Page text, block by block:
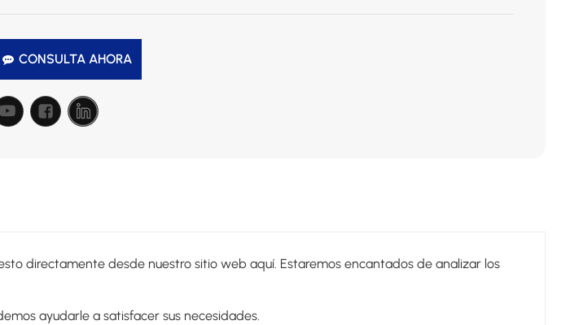
CONSULTA AHORA
directamente desde nuestro sitio web aquí. Estaremos encantados de analizar los
ayudarle a satisfacer sus necesidades.